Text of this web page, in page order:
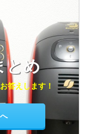
とめ
答えします！